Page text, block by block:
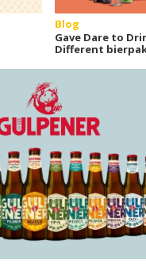
Blog
Gave Dare to
Different